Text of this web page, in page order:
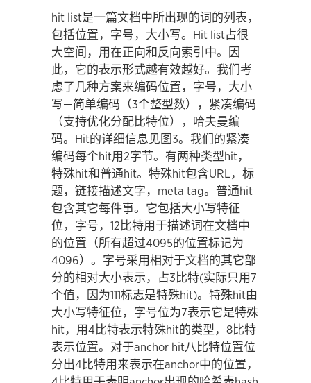
hit list是一篇文档中所出现的词的列表，
包括位置，字号，大小写。Hit list占很
大空间，用在正向和反向索引中。因
此，它的表示形式越有效越好。我们考
虑了几种方案来编码位置，字号，大小
写—简单编码（3个整型数），紧凑编码
（支持优化分配比特位），哈夫曼编
码。Hit的详细信息见图3。我们的紧凑
编码每个hit用2字节。有两种类型hit，
特殊hit和普通hit。特殊hit包含URL，标
题，链接描述文字，meta tag。普通hit
包含其它每件事。它包括大小写特征
位，字号，12比特用于描述词在文档中
的位置（所有超过4095的位置标记为
4096）。字号采用相对于文档的其它部
分的相对大小表示，占3比特(实际只用7
个值，因为111标志是特殊hit)。特殊hit由
大小写特征位，字号位为7表示它是特殊
hit，用4比特表示特殊hit的类型，8比特
表示位置。对于anchor hit八比特位置位
分出4比特用来表示在anchor中的位置，